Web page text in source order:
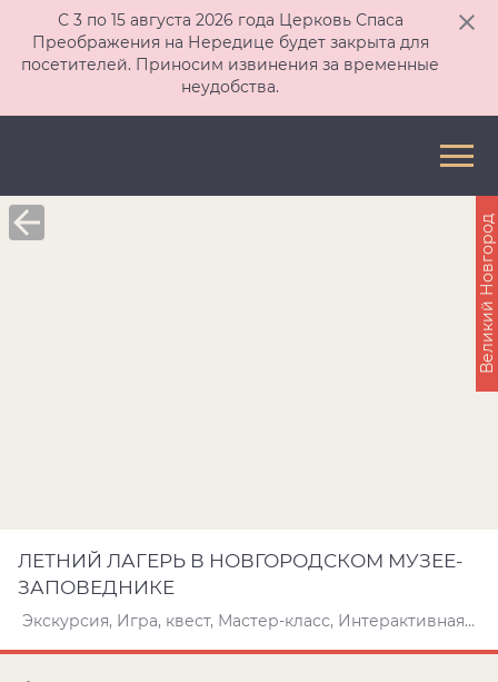
С 3 по 15 августа 2026 года Церковь Спаса
Преображения на Нередице будет закрыта для
посетителей. Приносим извинения за временные
неудобства.
ЛЕТНИЙ ЛАГЕРЬ В НОВГОРОДСКОМ МУЗЕЕ-
ЗАПОВЕДНИКЕ
Экскурсия, Игра, квест, Мастер-класс, Интерактивная программа
Великий Новгород